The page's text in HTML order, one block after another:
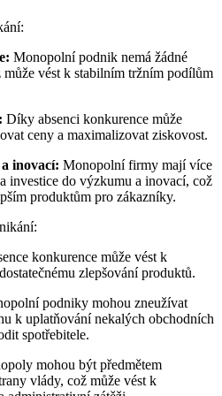
Monopolní podnik nemá žádné
vést k stabilním tržním podílům
Díky absenci konkurence může
ceny a maximalizovat ziskovost.
inovací: Monopolní firmy mají více
investice do výzkumu a inovací, což
produktům pro zákazníky.
konkurence může vést k
zlepšování produktů.
podniky mohou zneužívat
k uplatňování nekalých obchodních
spotřebitele.
mohou být předmětem
vlády, což může vést k